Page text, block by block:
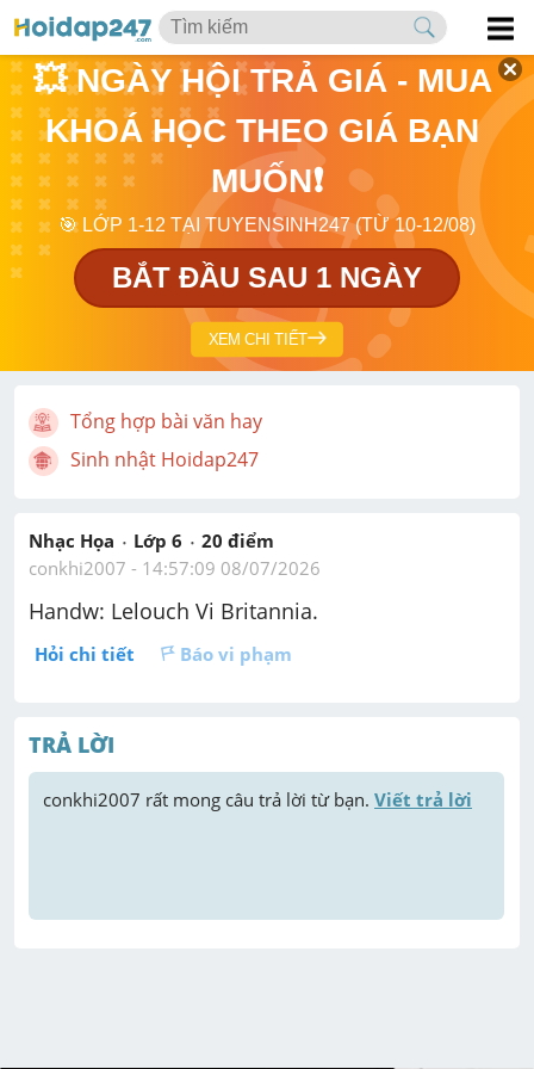
💥 NGÀY HỘI TRẢ GIÁ - MUA
KHOÁ HỌC THEO GIÁ BẠN
MUỐN❗
🎯 LỚP 1-12 TẠI TUYENSINH247 (TỪ 10-12/08)
BẮT ĐẦU SAU 1 NGÀY
XEM CHI TIẾT
Tổng hợp bài văn hay
Sinh nhật Hoidap247
Nhạc Họa Lớp 6 20 điểm
conkhi2007 - 14:57:09 08/07/2026
Handw: Lelouch Vi Britannia.
Hỏi chi tiết Báo vi phạm
TRẢ LỜI
conkhi2007 rất mong câu trả lời từ bạn. Viết trả lời